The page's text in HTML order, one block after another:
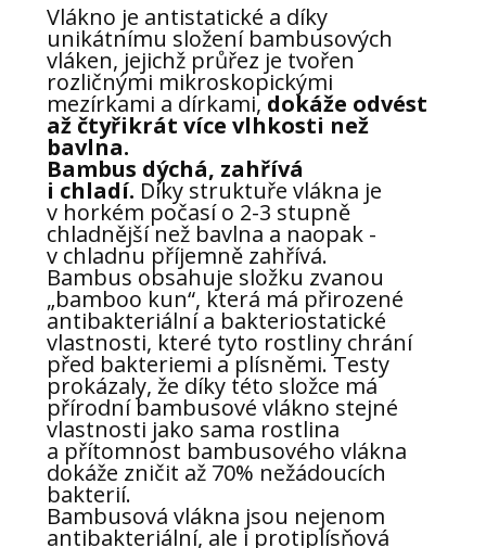
Vlákno je antistatické a díky
unikátnímu složení bambusových
vláken, jejichž průřez je tvořen
rozličnými mikroskopickými
mezírkami a dírkami, dokáže odvést
až čtyřikrát více vlhkosti než
bavlna.
Bambus dýchá, zahřívá
i chladí. Díky struktuře vlákna je
v horkém počasí o 2-3 stupně
chladnější než bavlna a naopak -
v chladnu příjemně zahřívá.
Bambus obsahuje složku zvanou
„bamboo kun“, která má přirozené
antibakteriální a bakteriostatické
vlastnosti, které tyto rostliny chrání
před bakteriemi a plísněmi. Testy
prokázaly, že díky této složce má
přírodní bambusové vlákno stejné
vlastnosti jako sama rostlina
a přítomnost bambusového vlákna
dokáže zničit až 70% nežádoucích
bakterií.
Bambusová vlákna jsou nejenom
antibakteriální, ale i protiplísňová